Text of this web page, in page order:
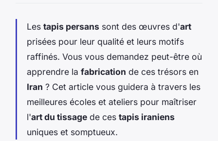
Les tapis persans sont des œuvres d'art
prisées pour leur qualité et leurs motifs
raffinés. Vous vous demandez peut-être où
apprendre la fabrication de ces trésors en
Iran ? Cet article vous guidera à travers les
meilleures écoles et ateliers pour maîtriser
l'art du tissage de ces tapis iraniens
uniques et somptueux.